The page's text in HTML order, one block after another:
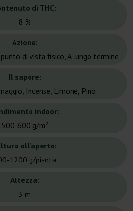
di THC:
8 %
Azione:
di vista fisico, A lungo termine
Il sapore:
Incense, Limone, Pino
indoor:
500-600 g/m²
all'aperto:
1200 g/pianta
Altezza:
3 m